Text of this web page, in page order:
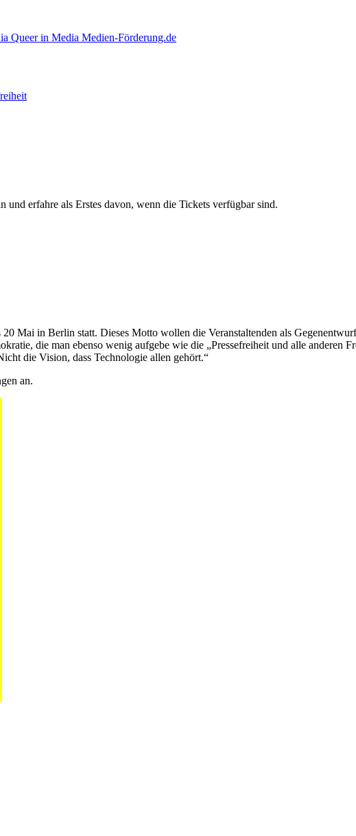
Queer in Media Medien-Förderung.de
und erfahre als Erstes davon, wenn die Tickets verfügbar sind.
Mai in Berlin statt. Dieses Motto wollen die Veranstaltenden als
die man ebenso wenig aufgebe wie die „Pressefreiheit und alle anderen
die Vision, dass Technologie allen gehört.“
an.